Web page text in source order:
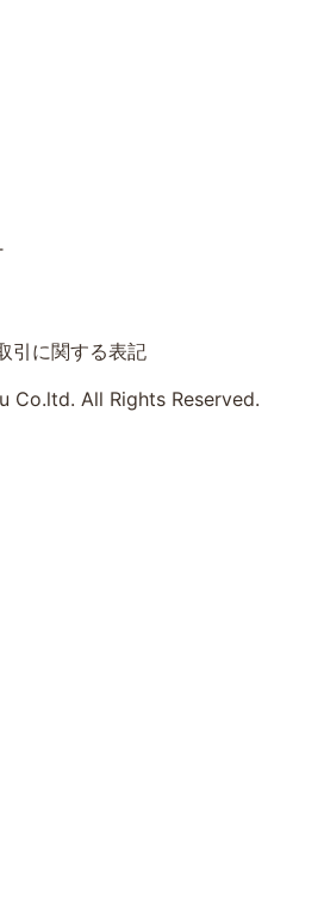
引に関する表記
Co.ltd. All Rights Reserved.